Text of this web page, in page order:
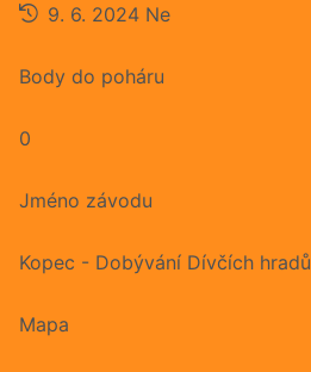
9. 6. 2024 Ne
Body do poháru
0
Jméno závodu
Kopec - Dobývání Dívčích hradů
Mapa